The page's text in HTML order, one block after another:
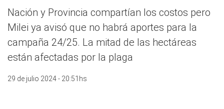
Nación y Provincia compartían los costos pero
Milei ya avisó que no habrá aportes para la
campaña 24/25. La mitad de las hectáreas
están afectadas por la plaga
29 de julio 2024 - 20:51hs